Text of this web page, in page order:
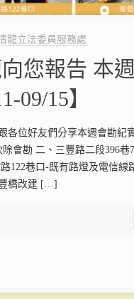
龍立法委員服務處
向您報告 本
09/15】
各位好友們分享本週會勘
除會勘 二、三豐路二段396巷
122巷口-既有路燈及電信線
橋改建[…]